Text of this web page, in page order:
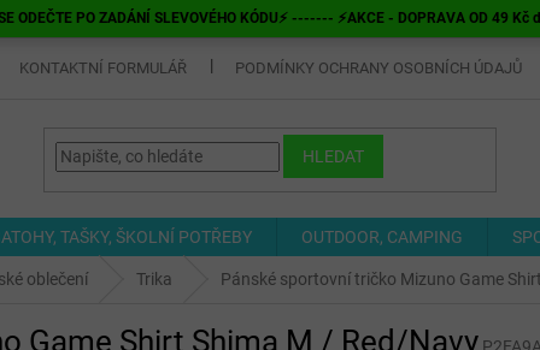
ODEČTE PO ZADÁNÍ SLEVOVÉHO KÓDU⚡ ------- ⚡AKCE - DOPRAVA OD 49
KONTAKTNÍ FORMULÁŘ PODMÍNKY OCHRANY OSOBNÍCH ÚDAJŮ
HLEDAT
TAŠKY, ŠKOLNÍ POTŘEBY OUTDOOR, CAMPING
oblečení Trika Pánské sportovní tričko Mizuno Game
Game Shirt Shima M / Red/Navy